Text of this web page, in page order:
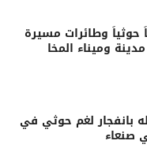
صاروخاً حوثياً وطائرات مسيرة
وميناء المخا
بانفجار لغم حوثي في
صنعاء